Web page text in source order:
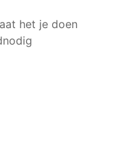
het je doen